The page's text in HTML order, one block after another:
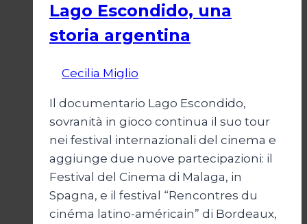
Lago Escondido, una
storia argentina
Cecilia Miglio
Il documentario Lago Escondido,
sovranità in gioco continua il suo tour
nei festival internazionali del cinema e
aggiunge due nuove partecipazioni: il
Festival del Cinema di Malaga, in
Spagna, e il festival “Rencontres du
cinéma latino-américain” di Bordeaux,